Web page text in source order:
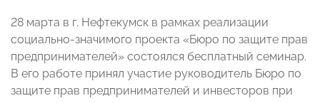
28 марта в г. Нефтекумск в рамках реализации
социально-значимого проекта «Бюро по защите прав
предпринимателей» состоялся бесплатный семинар.
В его работе принял участие руководитель Бюро по
защите прав предпринимателей и инвесторов при